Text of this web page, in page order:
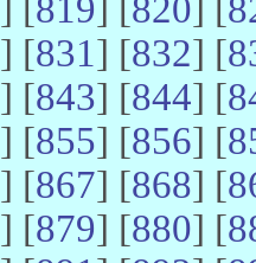
] [819] [820] [
] [831] [832] [
] [843] [844] [
] [855] [856] [
] [867] [868] [
] [879] [880] [